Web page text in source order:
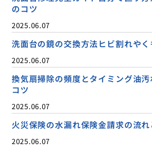
のコツ
2025.06.07
洗面台の鏡の交換方法ヒビ割れや
2025.06.07
換気扇掃除の頻度とタイミング油
コツ
2025.06.07
火災保険の水漏れ保険金請求の流
2025.06.07